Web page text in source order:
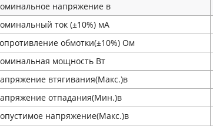
напряжение в
ток (±10%) мA
обмотки(±10%) Ом
мощность Вт
втягивания(Макс.)в
отпадания(Мин.)в
напряжение(Макс.)в